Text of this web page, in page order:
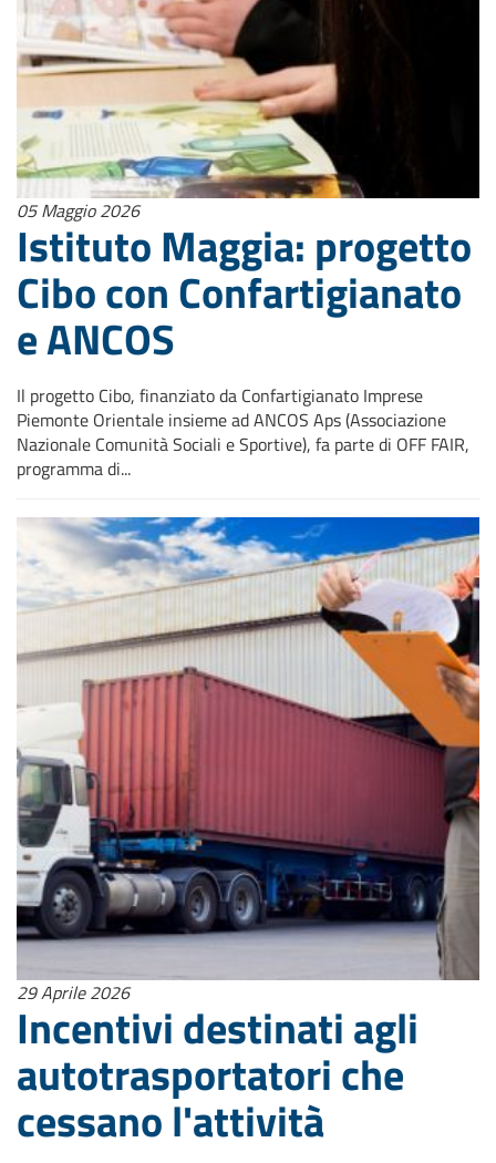
05 Maggio 2026
Istituto Maggia: progetto
Cibo con Confartigianato
e ANCOS
Il progetto Cibo, finanziato da Confartigianato Imprese
Piemonte Orientale insieme ad ANCOS Aps (Associazione
Nazionale Comunità Sociali e Sportive), fa parte di OFF FAIR,
programma di...
29 Aprile 2026
Incentivi destinati agli
autotrasportatori che
cessano l'attività